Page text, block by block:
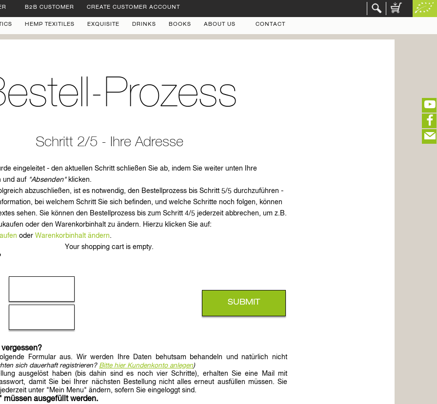
Prozess
Schritt 2/5 - Ihre Adresse
eingeleitet - den aktuellen Schritt schließen Sie ab, indem Sie weiter unten Ihre
und auf "Absenden"klicken.
abzuschließen, ist es notwendig, den Bestellprozess bis Schritt 5/5 durchzuführen -
bei welchem Schritt Sie sich befinden, und welche Schritte noch folgen, können
sehen. Sie können den Bestellprozess bis zum Schritt 4/5 jederzeit abbrechen, um z.B.
oder den Warenkorbinhalt zu ändern. Hierzu klicken Sie auf:
oder Warenkorbinhalt ändern.
Your shopping cart is empty.
Formular aus. Wir werden Ihre Daten behutsam behandeln und natürlich nicht
sich dauerhaft registrieren? Bitte hier Kundenkonto anlegen)
ausgelöst haben (bis dahin sind es noch vier Schritte), erhalten Sie eine Mail mit
damit Sie bei Ihrer nächsten Bestellung nicht alles erneut ausfüllen müssen. Sie
unter "Mein Menu" ändern, sofern Sie eingeloggt sind.
müssen ausgefüllt werden.
B2B CUSTOMER CREATE CUSTOMER ACCOUNT
HEMP TEXITILES EXQUISITE DRINKS BOOKS ABOUT US CONTACT